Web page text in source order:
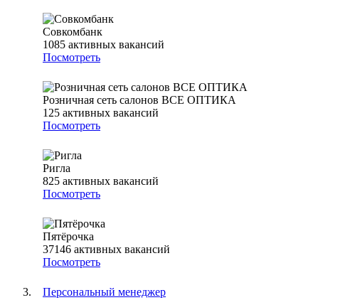
Совкомбанк
1085 активных вакансий
Посмотреть
Розничная сеть салонов ВСЕ ОПТИКА
125 активных вакансий
Посмотреть
Ригла
825 активных вакансий
Посмотреть
Пятёрочка
37146 активных вакансий
Посмотреть
Персональный менеджер